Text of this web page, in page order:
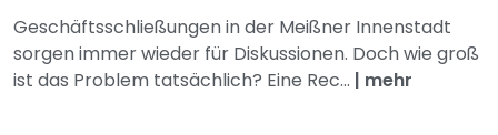
Geschäftsschließungen in der Meißner Innenstadt
sorgen immer wieder für Diskussionen. Doch wie groß
ist das Problem tatsächlich? Eine Rec... | mehr